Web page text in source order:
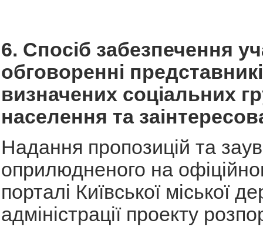
6. Спосіб забезпечення
обговоренні
визначених соціальних
населення та
Надання пропозицій та
оприлюдненого на
порталі Київської міської
адміністрації проекту